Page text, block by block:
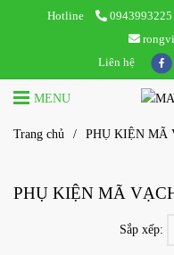
Hotline 0943993225
Liên hệ
MENU
Trang chủ / PHỤ KIỆN MÃ
PHỤ KIỆN MÃ
Sắp xếp: